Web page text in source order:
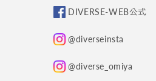
DIVERSE-WEB公式
@diverseinsta
@diverse_omiya